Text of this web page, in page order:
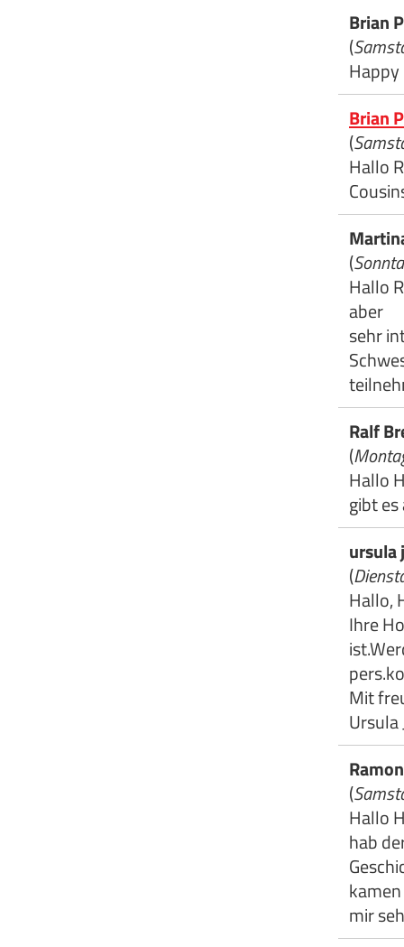
Brian
(
Brian
(
Hallo
(
Hallo
aber
sehr
Ralf
(
Hallo
gibt
ursula
(
Hallo,
Ihre
Mit
Ursula
(
Hallo
hab
kamen
mir